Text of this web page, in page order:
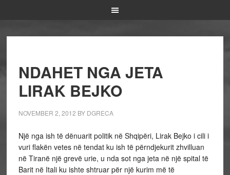
NDAHET NGA JETA
LIRAK BEJKO
NOVEMBER 2, 2012 BY DGRECA
Një nga ish të dënuarit politik në Shqipëri, Lirak Bejko i cili i
vuri flakën vetes në tendat ku ish të përndjekurit zhvilluan
në Tiranë një grevë urie, u nda sot nga jeta në një spital të
Barit në Itali ku ishte shtruar për një kurim më të